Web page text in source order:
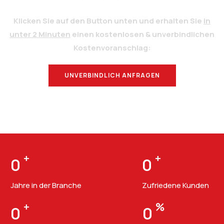
Klicken Sie auf den Button unten und erhalten Sie in
unter 2 Minuten einen kostenlosen & unverbindlichen
Kostenvoranschlag:
UNVERBINDLICH ANFRAGEN
0 +
Jahre in der Branche
0 +
Zufriedene Kunden
0 + 0 %